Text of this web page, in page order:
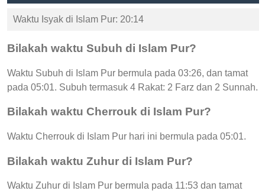
Waktu Isyak di Islam Pur: 20:14
Bilakah waktu Subuh di Islam Pur?
Waktu Subuh di Islam Pur bermula pada 03:26, dan tamat
pada 05:01. Subuh termasuk 4 Rakat: 2 Farz dan 2 Sunnah.
Bilakah waktu Cherrouk di Islam Pur?
Waktu Cherrouk di Islam Pur hari ini bermula pada 05:01.
Bilakah waktu Zuhur di Islam Pur?
Waktu Zuhur di Islam Pur bermula pada 11:53 dan tamat